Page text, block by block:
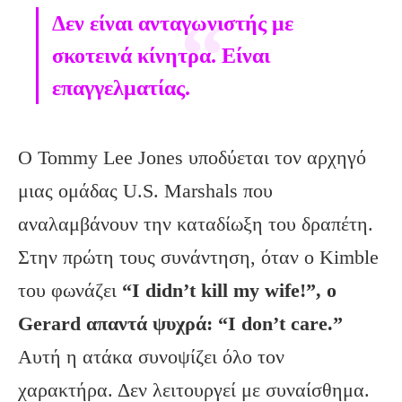
Δεν είναι ανταγωνιστής με
σκοτεινά κίνητρα. Είναι
επαγγελματίας.
Ο Tommy Lee Jones υποδύεται τον αρχηγό
μιας ομάδας U.S. Marshals που
αναλαμβάνουν την καταδίωξη του δραπέτη.
Στην πρώτη τους συνάντηση, όταν ο Kimble
του φωνάζει “I didn’t kill my wife!”, ο
Gerard απαντά ψυχρά: “I don’t care.”
Αυτή η ατάκα συνοψίζει όλο τον
χαρακτήρα. Δεν λειτουργεί με συναίσθημα.